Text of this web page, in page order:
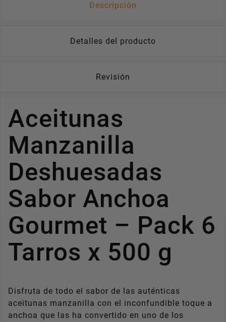
Descripción
Detalles del producto
Revisión
Aceitunas
Manzanilla
Deshuesadas
Sabor Anchoa
Gourmet – Pack 6
Tarros x 500 g
Disfruta de todo el sabor de las auténticas
aceitunas manzanilla con el inconfundible toque a
anchoa que las ha convertido en uno de los